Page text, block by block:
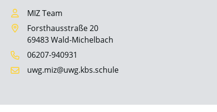
MIZ Team
Forsthausstraße 20
69483 Wald-Michelbach
06207-940931
uwg.miz@uwg.kbs.schule